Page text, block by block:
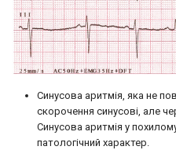
Синусова аритмія, яка не
скорочення синусові, але
Синусова аритмія у
патологічний характер.